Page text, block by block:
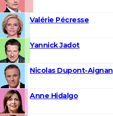
Valérie Pécresse
Yannick Jadot
Nicolas Dupont-Aignan
Anne Hidalgo